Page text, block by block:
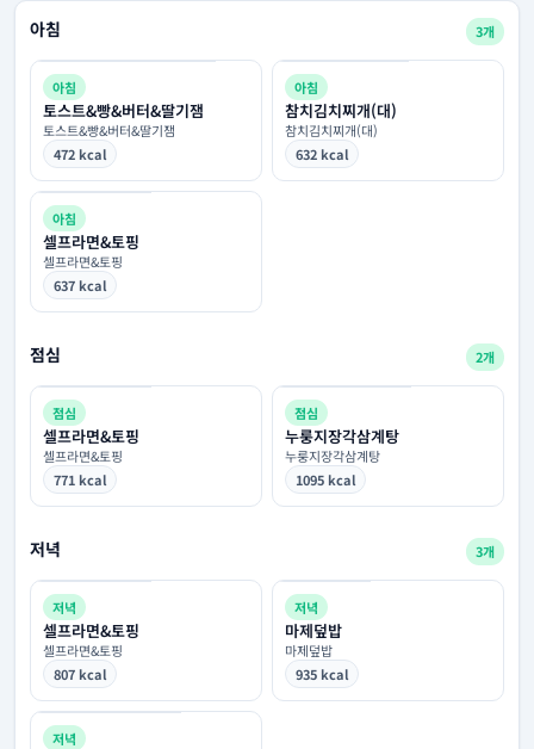
아침 3개
아침
토스트&빵&버터&딸기잼
토스트&빵&버터&딸기잼
472 kcal
아침
참치김치찌개(대)
참치김치찌개(대)
632 kcal
아침
셀프라면&토핑
셀프라면&토핑
637 kcal
점심 2개
점심
셀프라면&토핑
셀프라면&토핑
771 kcal
점심
누룽지장각삼계탕
누룽지장각삼계탕
1095 kcal
저녁 3개
저녁
셀프라면&토핑
셀프라면&토핑
807 kcal
저녁
마제덮밥
마제덮밥
935 kcal
저녁